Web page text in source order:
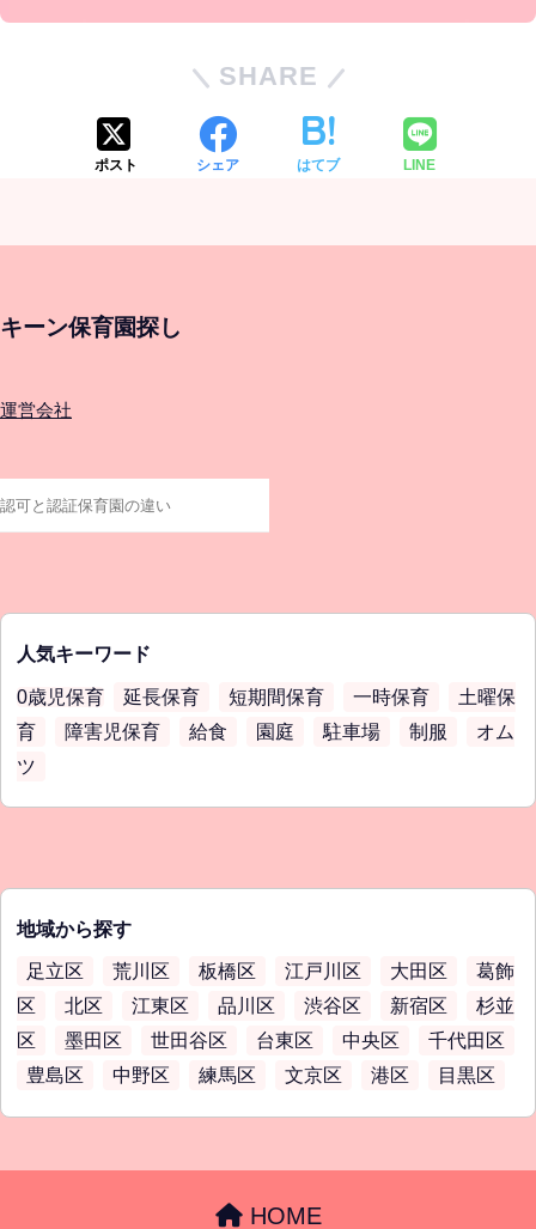
SHARE
ポスト シェア はてブ LINE
キーン保育園探し
運営会社
人気キーワード
0歳児保育 延長保育 短期間保育 一時保育
土曜保
育
障害児保育 給食 園庭 駐車場 制服
オム
ツ
地域から探す
足立区 荒川区 板橋区 江戸川区 大田区
葛飾
区
北区 江東区 品川区 渋谷区 新宿区
杉並
区
墨田区 世田谷区 台東区 中央区
千代田区
豊島区
中野区 練馬区 文京区 港区 目黒区
HOME